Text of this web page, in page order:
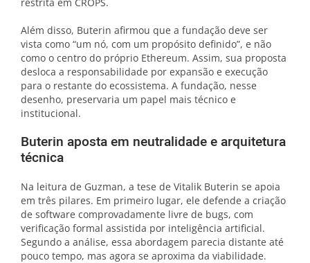
Além disso, Buterin afirmou que a fundação deve ser
vista como “um nó, com um propósito definido”, e não
como o centro do próprio Ethereum. Assim, sua proposta
desloca a responsabilidade por expansão e execução
para o restante do ecossistema. A fundação, nesse
desenho, preservaria um papel mais técnico e
institucional.
Buterin aposta em neutralidade e arquitetura
técnica
Na leitura de Guzman, a tese de Vitalik Buterin se apoia
em três pilares. Em primeiro lugar, ele defende a criação
de software comprovadamente livre de bugs, com
verificação formal assistida por inteligência artificial.
Segundo a análise, essa abordagem parecia distante até
pouco tempo, mas agora se aproxima da viabilidade.